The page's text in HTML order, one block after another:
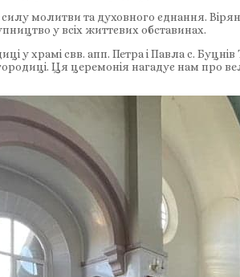
молитви та духовного єднання.
у всіх життєвих обставинах.
у храмі свв. апп. Петра і Павла с.
Ця церемонія нагадує нам про